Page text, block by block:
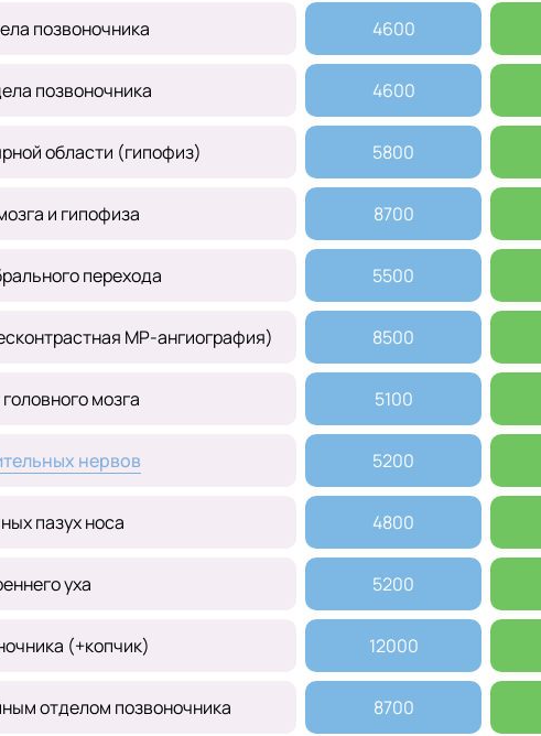
позвоночника 4600
позвоночника 4600
области (гипофиз) 5800
и гипофиза 8700
перехода 5500
МР-ангиография) 8500
мозга 5100
нервов 5200
пазух носа 4800
уха 5200
(+копчик) 12000
отделом позвоночника 8700